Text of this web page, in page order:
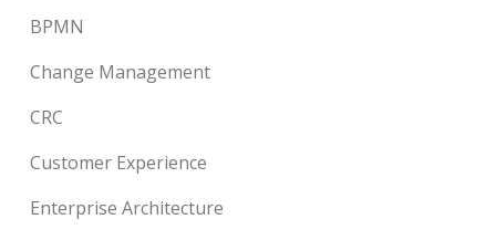
BPMN
Change Management
CRC
Customer Experience
Enterprise Architecture